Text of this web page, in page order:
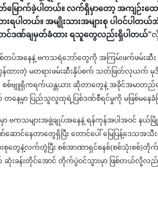
ြောက်ခဲ့ပါတယ်။ လက်ရှိမှာတော့ အကျဉ်းထေ
းရပါတယ်။ အမျိုးသားအများစု ပါဝင်ပ
င်ဒဏ်ချမှတ်ခံထား ရသူတွေလည်းရှိပါတယ်”
ပ်အနေနဲ့ ဗကသရဲဘော်တွေကို အကြမ်းဖက်ဖမ်းဆီး
ထားတဲ့ မတရားဖမ်းဆီးနှိပ်စက် သတ်ဖြတ်လုယက် မုဒိ
စစ်ဗျူရိုကရက်ယန္တယား ဆိုတာတွေနဲ့ အခိုင်အမာတည်
နေ့မှာ ပြည်သူလူထုရဲ့ပြစ်ဒဏ်စီရင်မှုကို မဖြစ်မနေ
ဗကသများအဖွဲ့ချုပ်အနေနဲ့ ရန်ကုန်အပါအဝင် နယ်မ
ာ်ဆောင်နေတာတွေရှိပြီး တောင်ပေါ် မြေပြန့်ဒ
စုတွေနဲ့လက်တွဲပြီး စစ်အာဏာရှင်စနစ်(စစ်သုံးစစ်)
းခန်းတိုင်အောင် တိုက်ပွဲဝင်သွားမှာ ဖြစ်တယ်လို့လ